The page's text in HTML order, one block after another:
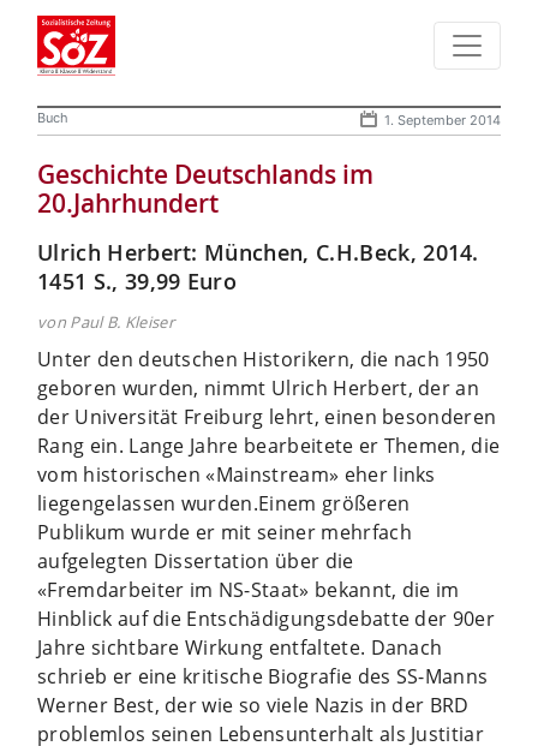
Buch 1. September 2014
Geschichte Deutschlands im
20.Jahrhundert
Ulrich Herbert: München, C.H.Beck, 2014.
1451 S., 39,99 Euro
von Paul B. Kleiser
Unter den deutschen Historikern, die nach 1950
geboren wurden, nimmt Ulrich Herbert, der an
der Universität Freiburg lehrt, einen besonderen
Rang ein. Lange Jahre bearbeitete er Themen, die
vom historischen «Mainstream» eher links
liegengelassen wurden.Einem größeren
Publikum wurde er mit seiner mehrfach
aufgelegten Dissertation über die
«Fremdarbeiter im NS-Staat» bekannt, die im
Hinblick auf die Entschädigungsdebatte der 90er
Jahre sichtbare Wirkung entfaltete. Danach
schrieb er eine kritische Biografie des SS-Manns
Werner Best, der wie so viele Nazis in der BRD
problemlos seinen Lebensunterhalt als Justitiar